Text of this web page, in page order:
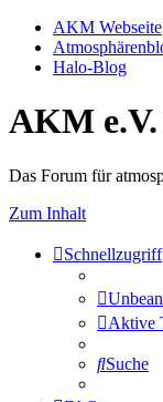
AKM Webseite
Halo-Blog
AKM
Das Forum für
Zum Inhalt
Schnellzugriff
Aktive
Suche